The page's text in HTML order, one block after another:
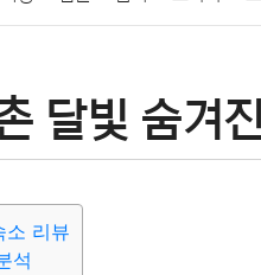
정치 건강 의료 의학 경제
달빛 숨겨
소 리뷰
석